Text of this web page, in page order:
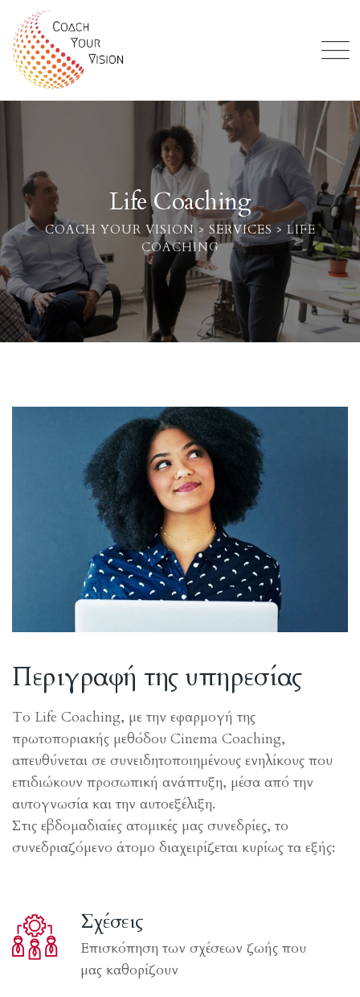
Life Coaching
COACH YOUR VISION> SERVICES> LIFE
COACHING
Περιγραφή της υπηρεσίας
Το Life Coaching, με την εφαρμογή της
πρωτοποριακής μεθόδου Cinema Coaching,
απευθύνεται σε συνειδητοποιημένους ενηλίκους που
επιδιώκουν προσωπική ανάπτυξη, μέσα από την
αυτογνωσία και την αυτοεξέλιξη.
Στις εβδομαδιαίες ατομικές μας συνεδρίες, το
συνεδριαζόμενο άτομο διαχειρίζεται κυρίως τα εξής:
Σχέσεις
Επισκόπηση των σχέσεων ζωής που
μας καθορίζουν